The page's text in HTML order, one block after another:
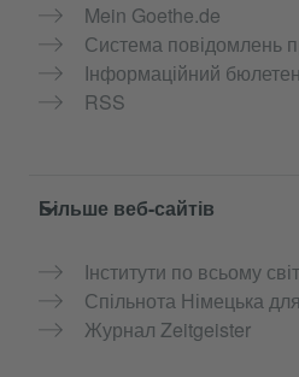
Mein Goethe.de
Система повідомлень
Інформаційний
RSS
Більше веб-сайтів
Інститути по всьому
Спільнота Німецька
Журнал Zeitgeister